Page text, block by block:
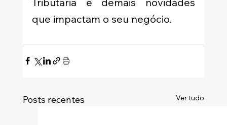
que impactam o seu negócio.
Posts recentes Ver tudo